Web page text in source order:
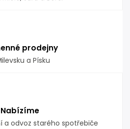
prodejny
a Písku
Nabízíme
a odvoz starého spotřebiče